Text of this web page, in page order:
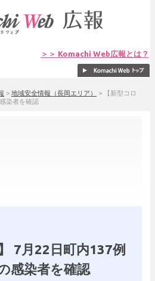
＞＞ Komachi Web広報とは？
> 地域安全情報（長岡エリア） >
【新型コロ
染者を確認
7月22日町内137例
感染者を確認